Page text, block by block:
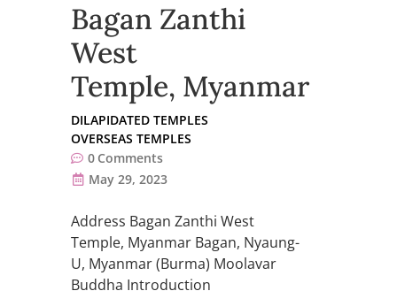
Bagan Zanthi
West
Temple, Myanmar
DILAPIDATED TEMPLES
OVERSEAS TEMPLES
0 Comments
May 29, 2023
Address Bagan Zanthi West
Temple, Myanmar Bagan, Nyaung-
U, Myanmar (Burma) Moolavar
Buddha Introduction